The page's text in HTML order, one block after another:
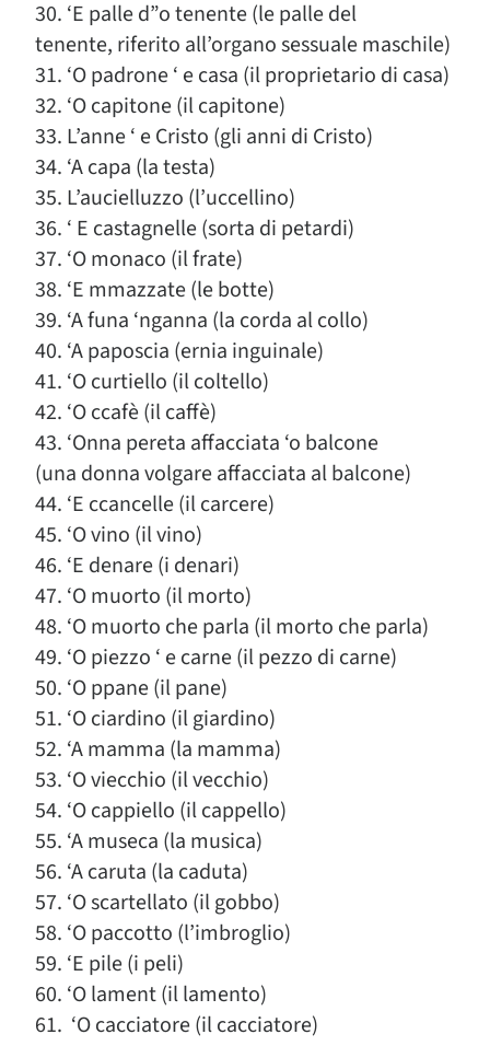
30. ‘E palle d”o tenente (le palle del
tenente, riferito all’organo sessuale maschile)
31. ‘O padrone ‘ e casa (il proprietario di casa)
32. ‘O capitone (il capitone)
33. L’anne ‘ e Cristo (gli anni di Cristo)
34. ‘A capa (la testa)
35. L’aucielluzzo (l’uccellino)
36. ‘ E castagnelle (sorta di petardi)
37. ‘O monaco (il frate)
38. ‘E mmazzate (le botte)
39. ‘A funa ‘nganna (la corda al collo)
40. ‘A paposcia (ernia inguinale)
41. ‘O curtiello (il coltello)
42. ‘O ccafè (il caffè)
43. ‘Onna pereta affacciata ‘o balcone
(una donna volgare affacciata al balcone)
44. ‘E ccancelle (il carcere)
45. ‘O vino (il vino)
46. ‘E denare (i denari)
47. ‘O muorto (il morto)
48. ‘O muorto che parla (il morto che parla)
49. ‘O piezzo ‘ e carne (il pezzo di carne)
50. ‘O ppane (il pane)
51. ‘O ciardino (il giardino)
52. ‘A mamma (la mamma)
53. ‘O viecchio (il vecchio)
54. ‘O cappiello (il cappello)
55. ‘A museca (la musica)
56. ‘A caruta (la caduta)
57. ‘O scartellato (il gobbo)
58. ‘O paccotto (l’imbroglio)
59. ‘E pile (i peli)
60. ‘O lament (il lamento)
61. ‘O cacciatore (il cacciatore)